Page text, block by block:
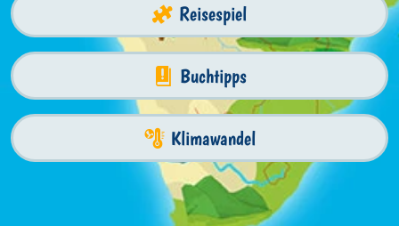
Reisespiel
Buchtipps
Klimawandel